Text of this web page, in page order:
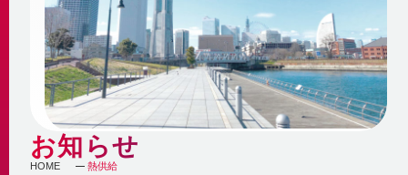
お知らせ
メディア
更新情報
熱供給
みなとみらい21熱供給のサステナビリティ
脱炭素への取組み
脱炭素関連サービスの提供
最新鋭設備の導入
省エネ・省コストの両立
事業概要 ～地域冷暖房とは～
地域冷暖房の仕組み
個別冷暖房との相違点
地域冷暖房の特性
企業情報
会社概要
事業沿革
メニューを閉じる
お知らせ
HOME 熱供給